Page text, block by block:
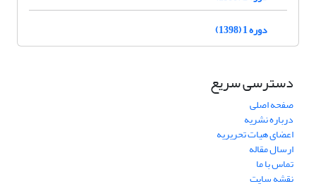
دوره 1 (1398)
دسترسی سریع
صفحه اصلی
درباره نشریه
اعضای هیات تحریریه
ارسال مقاله
تماس با ما
نقشه سایت